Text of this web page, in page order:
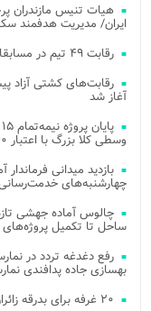
هیات تنیس مازندران
ایران/ مدیریت هدفمند
رقابت ۴۹ تیم در مسابقات ۲۰۰ امتیازی تنیس ساحلی کشور در مازندران
آغاز شد
وسطی کلا بزرگ با اعتبار ۵۴۰ میلیاردی
چهارشنبه‌های
ساحل تا تکمیل پروژه‌های
رفع دغدغه تردد در
بهسازی جاده پدافندی
۲۰ غرفه برای بدرقه زائران آقای شهید ایران در مسیر طریق الرضا برپا شد